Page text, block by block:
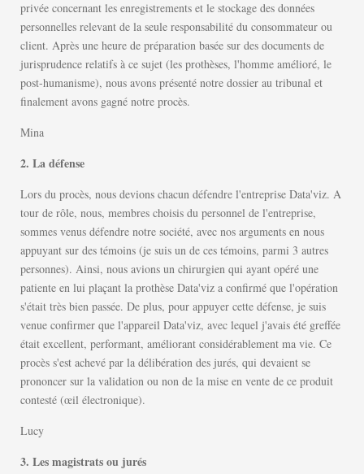
privée concernant les enregistrements et le stockage des données
personnelles relevant de la seule responsabilité du consommateur ou
client. Après une heure de préparation basée sur des documents de
jurisprudence relatifs à ce sujet (les prothèses, l'homme amélioré, le
post-humanisme), nous avons présenté notre dossier au tribunal et
finalement avons gagné notre procès.
Mina
2. La défense
Lors du procès, nous devions chacun défendre l'entreprise Data'viz. A
tour de rôle, nous, membres choisis du personnel de l'entreprise,
sommes venus défendre notre société, avec nos arguments en nous
appuyant sur des témoins (je suis un de ces témoins, parmi 3 autres
personnes). Ainsi, nous avions un chirurgien qui ayant opéré une
patiente en lui plaçant la prothèse Data'viz a confirmé que l'opération
s'était très bien passée. De plus, pour appuyer cette défense, je suis
venue confirmer que l'appareil Data'viz, avec lequel j'avais été greffée
était excellent, performant, améliorant considérablement ma vie. Ce
procès s'est achevé par la délibération des jurés, qui devaient se
prononcer sur la validation ou non de la mise en vente de ce produit
contesté (œil électronique).
Lucy
3. Les magistrats ou jurés